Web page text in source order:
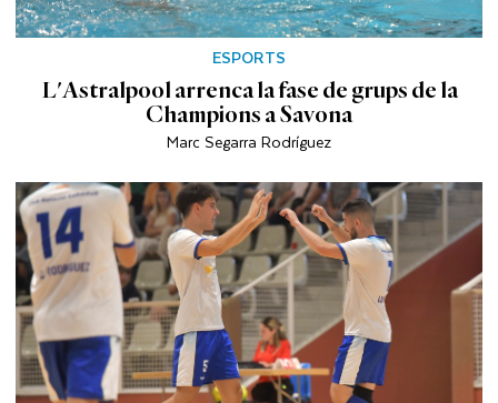
ESPORTS
L'Astralpool arrenca la fase de grups de la
Champions a Savona
Marc Segarra Rodríguez